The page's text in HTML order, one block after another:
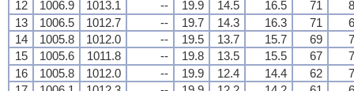
12
1006.9 1013.1 -- 19.9 14.5 16.5 71
13
1006.5 1012.7 -- 19.7 14.3 16.3 71
14
1005.8 1012.0 -- 19.5 13.7 15.7 69
15
1005.6 1011.8 -- 19.8 13.5 15.5 67
16
1005.8 1012.0 -- 19.9 12.4 14.4 62
12
1006.9 1013.1 -- 19.9 14.5 16.5 71
13
1006.5 1012.7 -- 19.7 14.3 16.3 71
14
1005.8 1012.0 -- 19.5 13.7 15.7 69
15
1005.6 1011.8 -- 19.8 13.5 15.5 67
16
1005.8 1012.0 -- 19.9 12.4 14.4 62
12
1006.9 1013.1 -- 19.9 14.5 16.5 71
13
1006.5 1012.7 -- 19.7 14.3 16.3 71
14
1005.8 1012.0 -- 19.5 13.7 15.7 69
15
1005.6 1011.8 -- 19.8 13.5 15.5 67
16
1005.8 1012.0 -- 19.9 12.4 14.4 62
12
1006.9 1013.1 -- 19.9 14.5 16.5 71
13
1006.5 1012.7 -- 19.7 14.3 16.3 71
14
1005.8 1012.0 -- 19.5 13.7 15.7 69
15
1005.6 1011.8 -- 19.8 13.5 15.5 67
16
1005.8 1012.0 -- 19.9 12.4 14.4 62